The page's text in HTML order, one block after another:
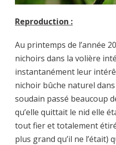
Reproduction :
Au printemps de l’année
nichoirs dans la volière
instantanément leur
nichoir bûche naturel
soudain passé beaucoup
qu’elle quittait le nid elle
tout fier et totalement
plus grand qu’il ne l’était)